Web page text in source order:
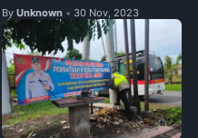
By Unknown • 30 Nov, 2023